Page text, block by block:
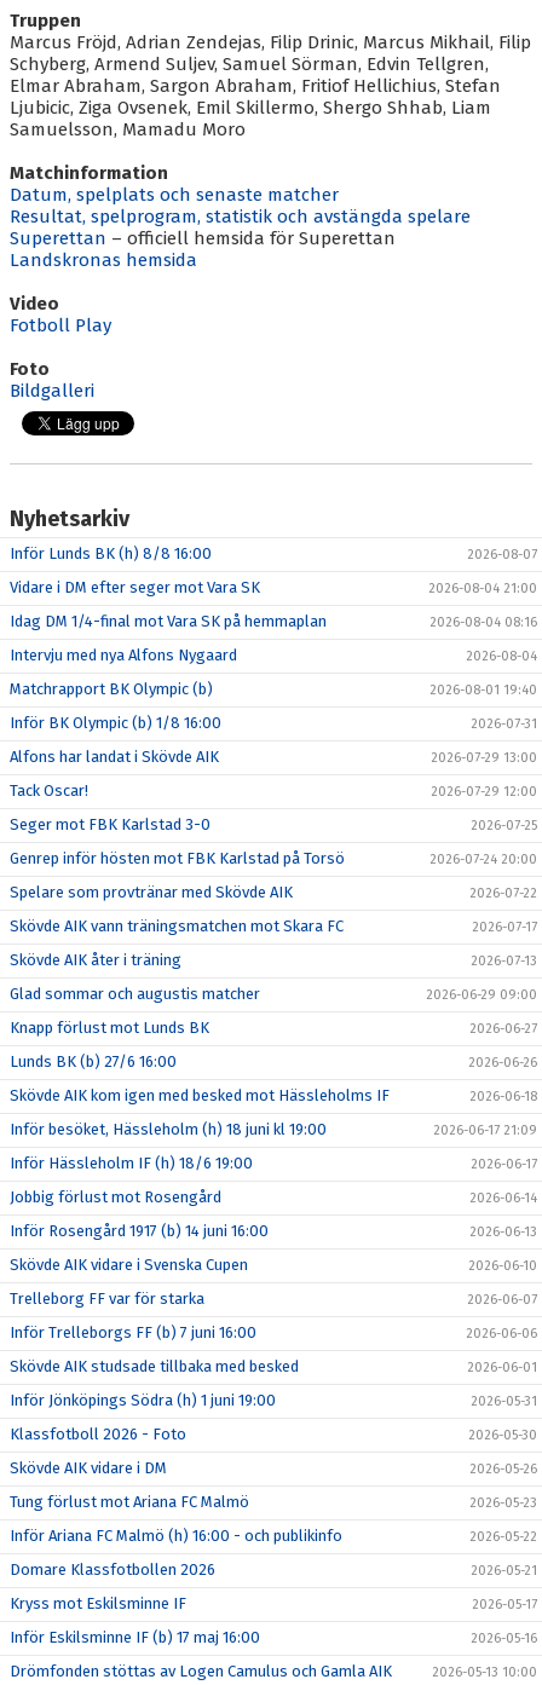
Truppen
Marcus Fröjd, Adrian Zendejas, Filip Drinic, Marcus Mikhail, Filip
Schyberg, Armend Suljev, Samuel Sörman, Edvin Tellgren,
Elmar Abraham, Sargon Abraham, Fritiof Hellichius, Stefan
Ljubicic, Ziga Ovsenek, Emil Skillermo, Shergo Shhab, Liam
Samuelsson, Mamadu Moro
Matchinformation
Datum, spelplats och senaste matcher
Resultat, spelprogram, statistik och avstängda spelare
Superettan – officiell hemsida för Superettan
Landskronas hemsida
Video
Fotboll Play
Foto
Bildgalleri
Nyhetsarkiv
Inför Lunds BK (h) 8/8 16:00 2026-08-07
Vidare i DM efter seger mot Vara SK 2026-08-04 21:00
Idag DM 1/4-final mot Vara SK på hemmaplan 2026-08-04 08:16
Intervju med nya Alfons Nygaard 2026-08-04
Matchrapport BK Olympic (b) 2026-08-01 19:40
Inför BK Olympic (b) 1/8 16:00 2026-07-31
Alfons har landat i Skövde AIK 2026-07-29 13:00
Tack Oscar! 2026-07-29 12:00
Seger mot FBK Karlstad 3-0 2026-07-25
Genrep inför hösten mot FBK Karlstad på Torsö 2026-07-24 20:00
Spelare som provtränar med Skövde AIK 2026-07-22
Skövde AIK vann träningsmatchen mot Skara FC 2026-07-17
Skövde AIK åter i träning 2026-07-13
Glad sommar och augustis matcher 2026-06-29 09:00
Knapp förlust mot Lunds BK 2026-06-27
Lunds BK (b) 27/6 16:00 2026-06-26
Skövde AIK kom igen med besked mot Hässleholms IF 2026-06-18
Inför besöket, Hässleholm (h) 18 juni kl 19:00 2026-06-17 21:09
Inför Hässleholm IF (h) 18/6 19:00 2026-06-17
Jobbig förlust mot Rosengård 2026-06-14
Inför Rosengård 1917 (b) 14 juni 16:00 2026-06-13
Skövde AIK vidare i Svenska Cupen 2026-06-10
Trelleborg FF var för starka 2026-06-07
Inför Trelleborgs FF (b) 7 juni 16:00 2026-06-06
Skövde AIK studsade tillbaka med besked 2026-06-01
Inför Jönköpings Södra (h) 1 juni 19:00 2026-05-31
Klassfotboll 2026 - Foto 2026-05-30
Skövde AIK vidare i DM 2026-05-26
Tung förlust mot Ariana FC Malmö 2026-05-23
Inför Ariana FC Malmö (h) 16:00 - och publikinfo 2026-05-22
Domare Klassfotbollen 2026 2026-05-21
Kryss mot Eskilsminne IF 2026-05-17
Inför Eskilsminne IF (b) 17 maj 16:00 2026-05-16
Drömfonden stöttas av Logen Camulus och Gamla AIK 2026-05-13 10:00